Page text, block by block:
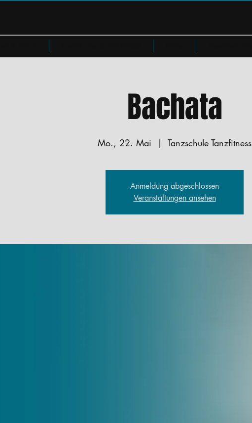
Bachata
Mo., 22. Mai
  |
Tanzschule Tanzfitness
Anmeldung abgeschlossen
Veranstaltungen ansehen